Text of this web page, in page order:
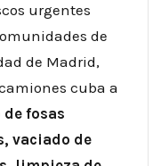
urgentes
de
de Madrid,
cuba a
fosas
vaciado de